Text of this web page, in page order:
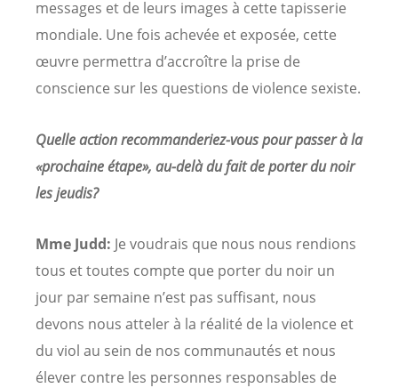
messages et de leurs images à cette tapisserie
mondiale. Une fois achevée et exposée, cette
œuvre permettra d’accroître la prise de
conscience sur les questions de violence sexiste.
Quelle action recommanderiez-vous pour passer à la
«prochaine étape», au-delà du fait de porter du noir
les jeudis?
Mme Judd: Je voudrais que nous nous rendions
tous et toutes compte que porter du noir un
jour par semaine n’est pas suffisant, nous
devons nous atteler à la réalité de la violence et
du viol au sein de nos communautés et nous
élever contre les personnes responsables de